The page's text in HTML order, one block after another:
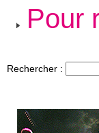
Pour
Rechercher :